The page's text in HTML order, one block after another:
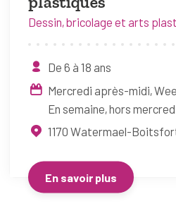
Dessin, bricolage et arts
De 6 à 18 ans
Mercredi après-midi
En semaine, hors
1170 Watermael-
En savoir plus